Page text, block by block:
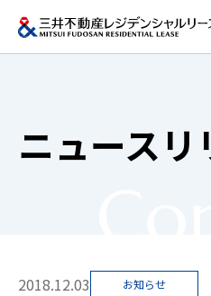
提供する価値
ニュースリ
2018.12.03 お知らせ